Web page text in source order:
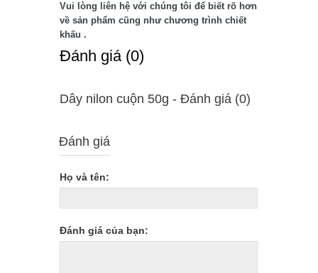
Vui lòng liên hệ với chúng tôi để biết rõ hơn
về sản phẩm cũng như chương trình chiết
khấu .
Ðánh giá (0)
Dây nilon cuộn 50g - Ðánh giá (0)
Đánh giá
Họ và tên:
Đánh giá của bạn: